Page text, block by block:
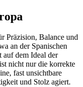
Präzision, Balance und
an der Spanischen
dem Ideal der
nicht nur die korrekte
fast unsichtbare
und Stolz agiert.